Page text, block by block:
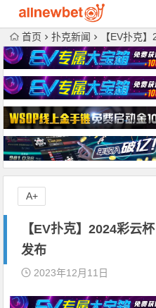
首页 扑克新闻 【EV扑克】
【EV扑克】2024彩云
发布
2023年12月11日
A+